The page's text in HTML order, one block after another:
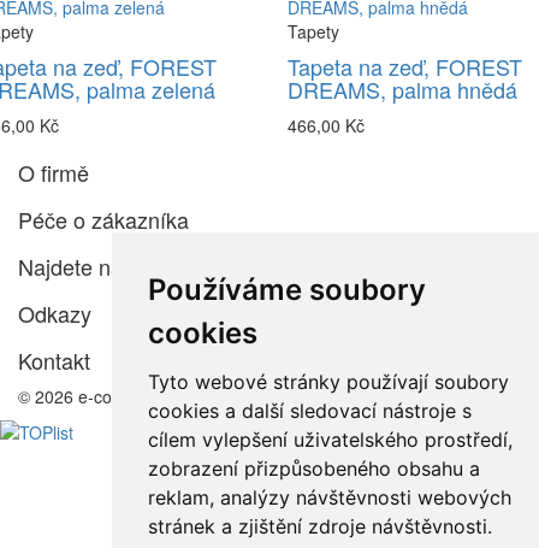
Používáme soubory
cookies
Tyto webové stránky používají soubory
cookies a další sledovací nástroje s
cílem vylepšení uživatelského prostředí,
zobrazení přizpůsobeného obsahu a
reklam, analýzy návštěvnosti webových
stránek a zjištění zdroje návštěvnosti.
na zeď, FOREST
palma zelená
Kč
Tapety
Tapeta na zeď, FOREST
DREAMS, palma hnědá
466,00 Kč
O firmě
Péče o zákazníka
Najdete nás
Odkazy
Kontakt
© 2026 e-color.cz